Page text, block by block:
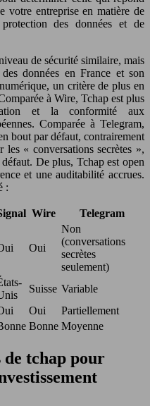
votre entreprise en matière de
des données et de
de sécurité similaire, mais
données en France et son
un critère de plus en
à Wire, Tchap est plus
et la conformité aux
Comparée à Telegram,
bout par défaut, contrairement
« conversations secrètes »,
De plus, Tchap est open
et une auditabilité accrues.
:
Wire Telegram
Oui
Non
(conversations
secrètes
seulement)
Suisse Variable
Oui
Partiellement
Bonne Moyenne
de tchap pour